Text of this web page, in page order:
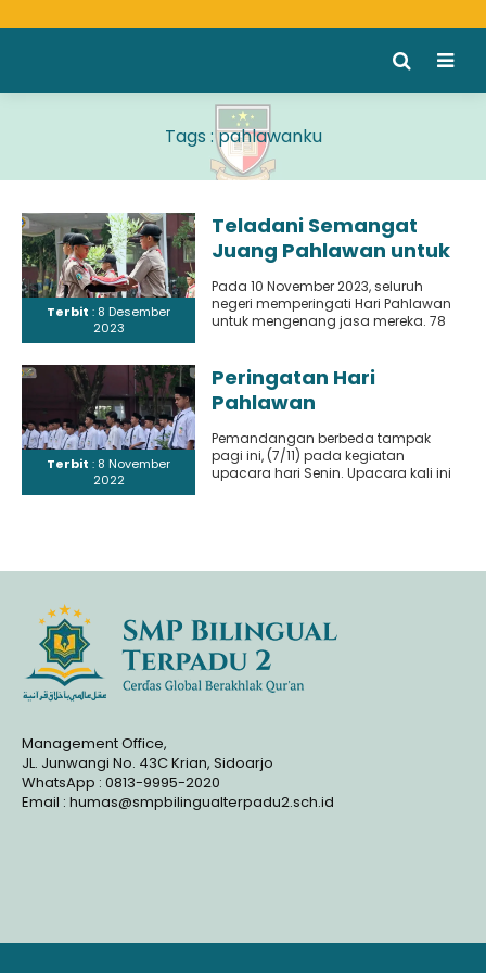
Tags : pahlawanku
Terbit : 8 Desember
2023
Teladani Semangat
Juang Pahlawan untuk
Indonesia yang Lebih
Maju
Pada 10 November 2023, seluruh
negeri memperingati Hari Pahlawan
untuk mengenang jasa mereka. 78
Terbit : 8 November
2022
Peringatan Hari
Pahlawan
Pemandangan berbeda tampak
pagi ini, (7/11) pada kegiatan
upacara hari Senin. Upacara kali ini
Management Office,
JL. Junwangi No. 43C Krian, Sidoarjo
WhatsApp : 0813-9995-2020
Email : humas@smpbilingualterpadu2.sch.id